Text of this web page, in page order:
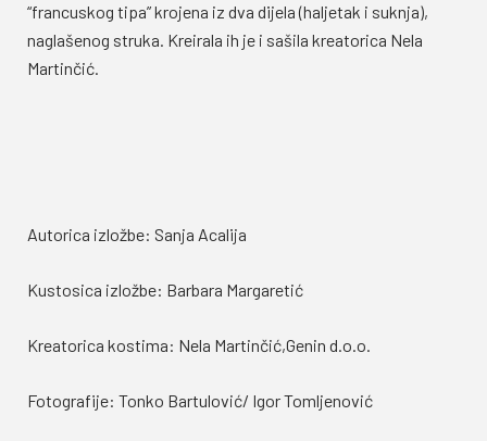
“francuskog tipa” krojena iz dva dijela (haljetak i suknja),
naglašenog struka. Kreirala ih je i sašila kreatorica Nela
Martinčić.
Autorica izložbe: Sanja Acalija
Kustosica izložbe: Barbara Margaretić
Kreatorica kostima: Nela Martinčić,Genin d.o.o.
Fotografije: Tonko Bartulović/ Igor Tomljenović